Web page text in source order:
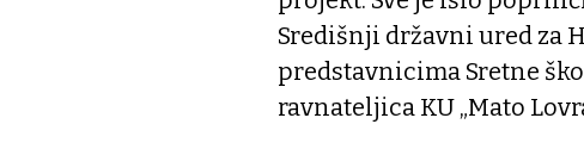
Središnji državni ured za
predstavnicima Sretne
ravnateljica KU „Mato